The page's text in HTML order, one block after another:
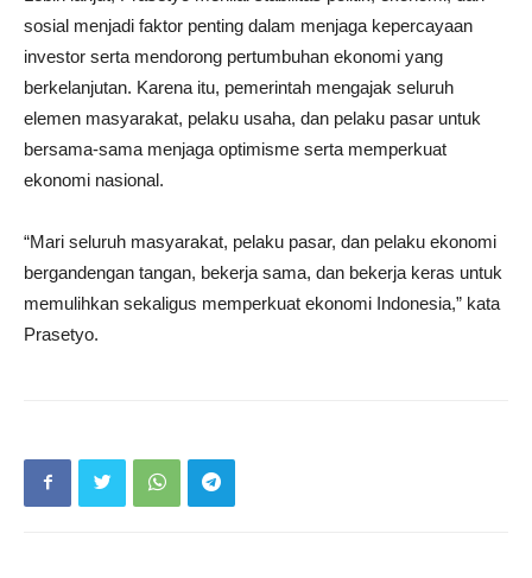
sosial menjadi faktor penting dalam menjaga kepercayaan
investor serta mendorong pertumbuhan ekonomi yang
berkelanjutan. Karena itu, pemerintah mengajak seluruh
elemen masyarakat, pelaku usaha, dan pelaku pasar untuk
bersama-sama menjaga optimisme serta memperkuat
ekonomi nasional.
“Mari seluruh masyarakat, pelaku pasar, dan pelaku ekonomi
bergandengan tangan, bekerja sama, dan bekerja keras untuk
memulihkan sekaligus memperkuat ekonomi Indonesia,” kata
Prasetyo.